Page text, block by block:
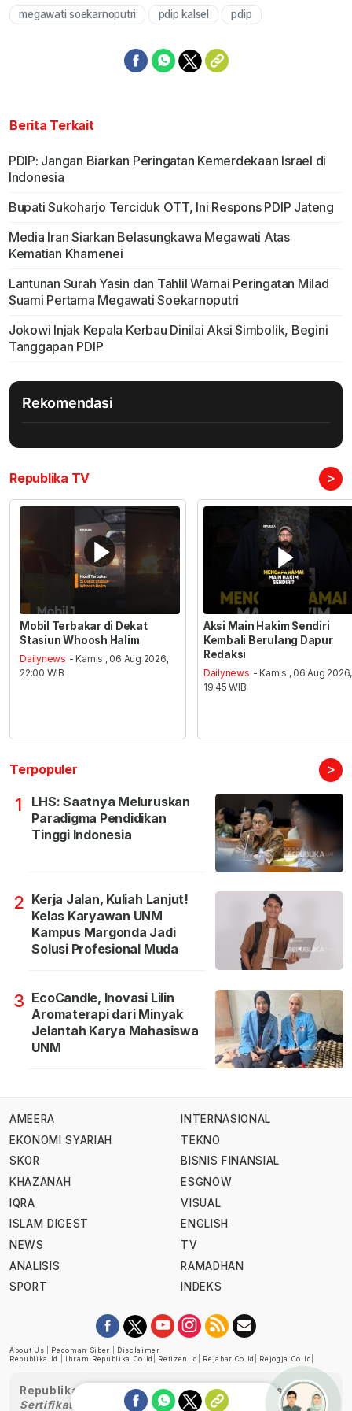
megawati soekarnoputri pdip kalsel pdip
Berita Terkait
PDIP: Jangan Biarkan Peringatan Kemerdekaan Israel di
Indonesia
Bupati Sukoharjo Terciduk OTT, Ini Respons PDIP Jateng
Media Iran Siarkan Belasungkawa Megawati Atas
Kematian Khamenei
Lantunan Surah Yasin dan Tahlil Warnai Peringatan Milad
Suami Pertama Megawati Soekarnoputri
Jokowi Injak Kepala Kerbau Dinilai Aksi Simbolik, Begini
Tanggapan PDIP
Rekomendasi
Republika TV >
Mobil Terbakar di Dekat
Stasiun Whoosh Halim
Dailynews - Kamis , 06 Aug 2026,
22:00 WIB
Aksi Main Hakim Sendiri
Kembali Berulang Dapur
Redaksi
Dailynews - Kamis , 06 Aug 2026,
19:45 WIB
Terpopuler >
1
LHS: Saatnya Meluruskan
Paradigma Pendidikan
Tinggi Indonesia
2 Kerja Jalan, Kuliah Lanjut!
Kelas Karyawan UNM
Kampus Margonda Jadi
Solusi Profesional Muda
3 EcoCandle, Inovasi Lilin
Aromaterapi dari Minyak
Jelantah Karya Mahasiswa
UNM
AMEERA
EKONOMI SYARIAH
SKOR
KHAZANAH
IQRA
ISLAM DIGEST
NEWS
ANALISIS
SPORT
INTERNASIONAL
TEKNO
BISNIS FINANSIAL
ESGNOW
VISUAL
ENGLISH
TV
RAMADHAN
INDEKS
About Us Pedoman Siber
Disclaimer
Republika.id
Ihram.republika.co.id Retizen.id Rejabar.co.id Rejogja.co.id
Republika telah diverifikasi oleh Dewan Pers
Sertifikat Nomor 1058/DP-Verifikasi/K/XII/2022